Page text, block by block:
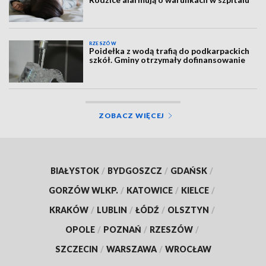
RZESZÓW
Poidełka z wodą trafią do podkarpackich
szkół. Gminy otrzymały dofinansowanie
ZOBACZ WIĘCEJ
BIAŁYSTOK / BYDGOSZCZ / GDAŃSK /
GORZÓW WLKP. / KATOWICE / KIELCE /
KRAKÓW / LUBLIN / ŁÓDŹ / OLSZTYN /
OPOLE / POZNAŃ / RZESZÓW /
SZCZECIN / WARSZAWA / WROCŁAW